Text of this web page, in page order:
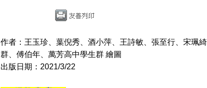
作者：王玉珍、葉倪秀、酒小萍、王詩敏、張至行、宋珮
群、傅伯年、萬芳高中學生群 繪圖
出版日期：2021/3/22